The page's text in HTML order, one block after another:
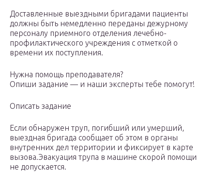
Доставленные выездными бригадами пациенты
должны быть немедленно переданы дежурному
персоналу приемного отделения лечебно-
профилактического учреждения с отметкой о
времени их поступления.
Нужна помощь преподавателя?
Опиши задание — и наши эксперты тебе помогут!
Описать задание
Если обнаружен труп, погибший или умерший,
выездная бригада сообщает об этом в органы
внутренних дел территории и фиксирует в карте
вызова.Эвакуация трупа в машине скорой помощи
не допускается.